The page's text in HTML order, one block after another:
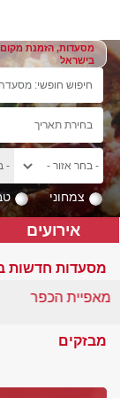
מסעדות, הזמנת
בישראל
צמחוני
אירועים
מסעדות חדשות
מאפיית הכפר
מבזקים